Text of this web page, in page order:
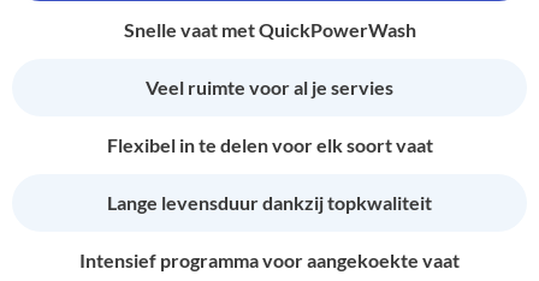
Snelle vaat met QuickPowerWash
Veel ruimte voor al je servies
Flexibel in te delen voor elk soort vaat
Lange levensduur dankzij topkwaliteit
Intensief programma voor aangekoekte vaat